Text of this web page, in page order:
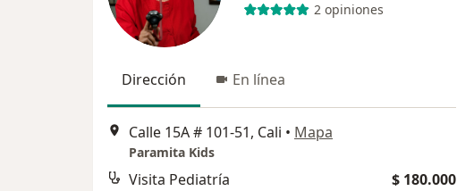
2 opiniones
Dirección En línea
Calle 15A # 101-51, Cali • Mapa
Paramita Kids
Visita Pediatría $ 180.000